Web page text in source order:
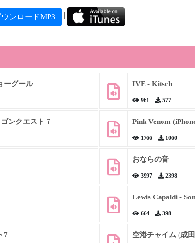
ウンロードMP3 |
ーグール IVE - Kitsch
961 577
ンクエスト７ Pink Venom
1766 1060
おならの音
3997 2398
Lewis Capaldi -
664 398
7 空港チャイム (成